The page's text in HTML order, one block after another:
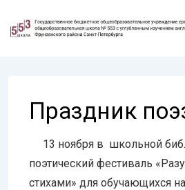
Перейти
Праздник
13 ноября в школьной
поэтический фестиваль
стихами» для обучающихся